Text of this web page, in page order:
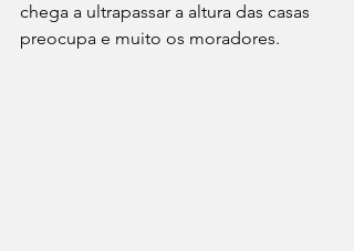
chega a ultrapassar a altura das casas
preocupa e muito os moradores.